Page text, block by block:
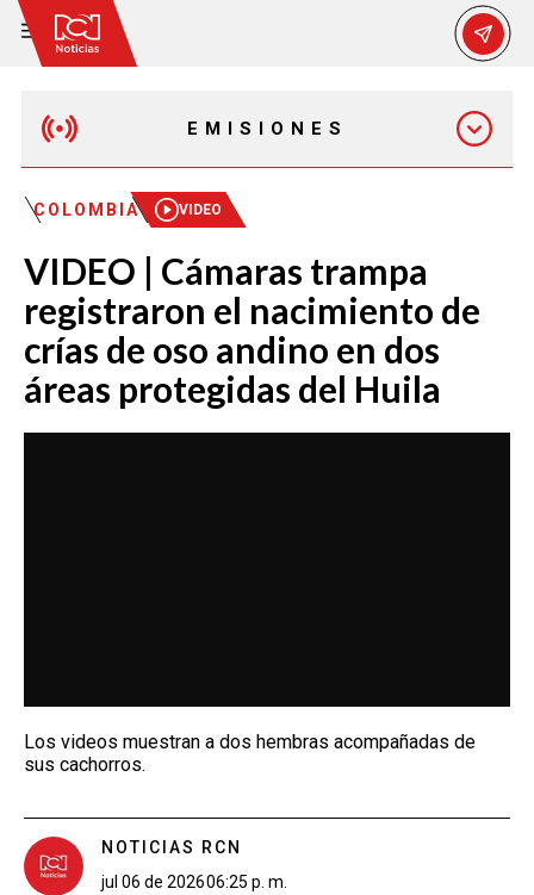
EMISIONES
MAÑANA EXPRESS
EMISIÓN 12:30 PM
EMISIÓN 7:00 PM
EMISIÓN 11:30 PM
COLOMBIA VIDEO
VIDEO | Cámaras trampa
registraron el nacimiento de
crías de oso andino en dos
áreas protegidas del Huila
Los videos muestran a dos hembras acompañadas de
sus cachorros.
NOTICIAS RCN
jul 06 de 202606:25 p. m.